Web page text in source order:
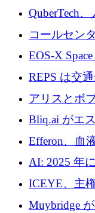
る: イノベー
QuberTech
ゴムを開発
コールセン
EOS-X
Mistral が
での完全無
REPS は交
を発電所に
アリスとボ
らの投資で
Bliq.ai がエ
認を獲得
Efferon、血
250万ユー
AI: 2025 年
ICEYE、主
るために 3
Muybridge